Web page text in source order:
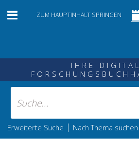
ZUM HAUPTINHALT SPRINGEN
IHRE
Erweiterte Suche | Nach Thema suchen